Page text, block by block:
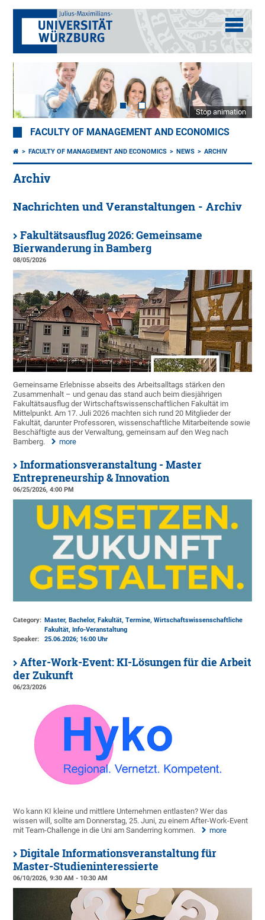
Stop animation
FACULTY OF MANAGEMENT AND ECONOMICS
FACULTY OF MANAGEMENT AND ECONOMICS NEWS ARCHIV
Archiv
Nachrichten und Veranstaltungen - Archiv
Fakultätsausflug 2026: Gemeinsame
Bierwanderung in Bamberg
08/05/2026
Gemeinsame Erlebnisse abseits des Arbeitsalltags stärken den
Zusammenhalt – und genau das stand auch beim diesjährigen
Fakultätsausflug der Wirtschaftswissenschaftlichen Fakultät im
Mittelpunkt. Am 17. Juli 2026 machten sich rund 20 Mitglieder der
Fakultät, darunter Professoren, wissenschaftliche Mitarbeitende sowie
Beschäftigte aus der Verwaltung, gemeinsam auf den Weg nach
Bamberg.
more
Informationsveranstaltung - Master
Entrepreneurship & Innovation
06/25/2026, 4:00 PM
Category: Master, Bachelor, Fakultät, Termine, Wirtschaftswissenschaftliche
Fakultät, Info-Veranstaltung
Speaker:
25.06.2026; 16:00 Uhr
After-Work-Event: KI-Lösungen für die Arbeit
der Zukunft
06/23/2026
Wo kann KI kleine und mittlere Unternehmen entlasten? Wer das
wissen will, sollte am Donnerstag, 25. Juni, zu einem After-Work-Event
mit Team-Challenge in die Uni am Sanderring kommen.
more
Digitale Informationsveranstaltung für
Master-Studieninteressierte
06/10/2026, 9:30 AM - 10:30 AM